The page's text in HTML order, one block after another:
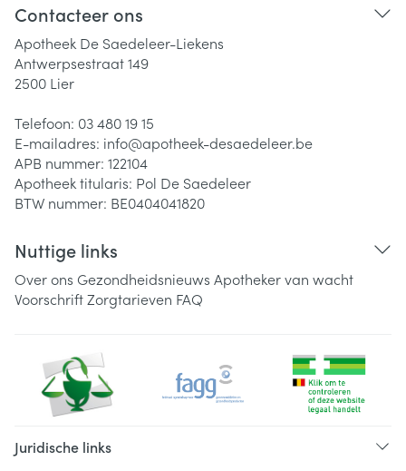
Contacteer ons
Apotheek De Saedeleer-Liekens
Antwerpsestraat 149
2500 Lier
Telefoon: 03 480 19 15
E-mailadres: info@apotheek-desaedeleer.be
APB nummer: 122104
Apotheek titularis: Pol De Saedeleer
BTW nummer: BE0404041820
Nuttige links
Over ons Gezondheidsnieuws Apotheker van wacht
VoorschriftZorgtarieven FAQ
Juridische links